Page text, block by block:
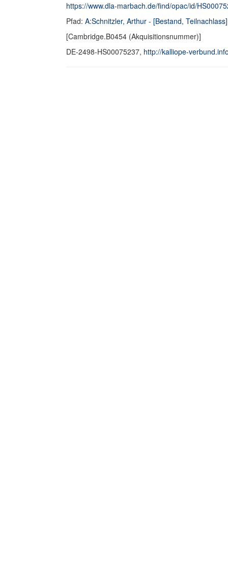
https://www.dla-marbach.de/find/opac/id/
Pfad: A:Schnitzler, Arthur - [Bestand, Teilnachlass]
[Cambridge.B0454 (Akquisitionsnummer)]
DE-2498-HS00075237, http://kalliope-